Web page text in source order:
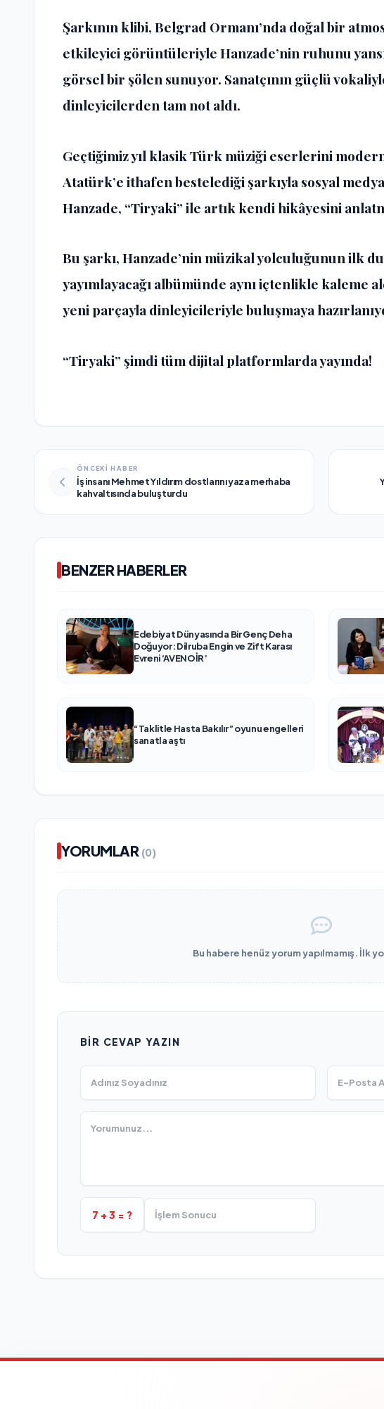
Şarkının klibi, Belgrad Ormanı’nda doğal bir
etkileyici görüntüleriyle Hanzade’nin ruhunu
görsel bir şölen sunuyor. Sanatçının güçlü
dinleyicilerden tam not aldı.
Geçtiğimiz yıl klasik Türk müziği eserlerini
Atatürk’e ithafen bestelediği şarkıyla sosyal
Hanzade, “Tiryaki” ile artık kendi hikâyesini
Bu şarkı, Hanzade’nin müzikal yolculuğunun ilk
yayımlayacağı albümünde aynı içtenlikle kaleme
yeni parçayla dinleyicileriyle buluşmaya
“Tiryaki” şimdi tüm dijital platformlarda yayında!
ÖNCEKİ HABER
İş insanı Mehmet Yıldırım dostlarını yaza merhaba
kahvaltısında buluşturdu
BENZER HABERLER
Edebiyat Dünyasında Bir Genç Deha
Doğuyor: Dilruba Engin ve Zift Karası
Evreni ‘AVENOİR’
“Taklitle Hasta Bakılır” oyunu engelleri
sanatla aştı
YORUMLAR (0)
Bu habere henüz yorum yapılmamış. İlk
BIR CEVAP YAZIN
7 + 3 = ?